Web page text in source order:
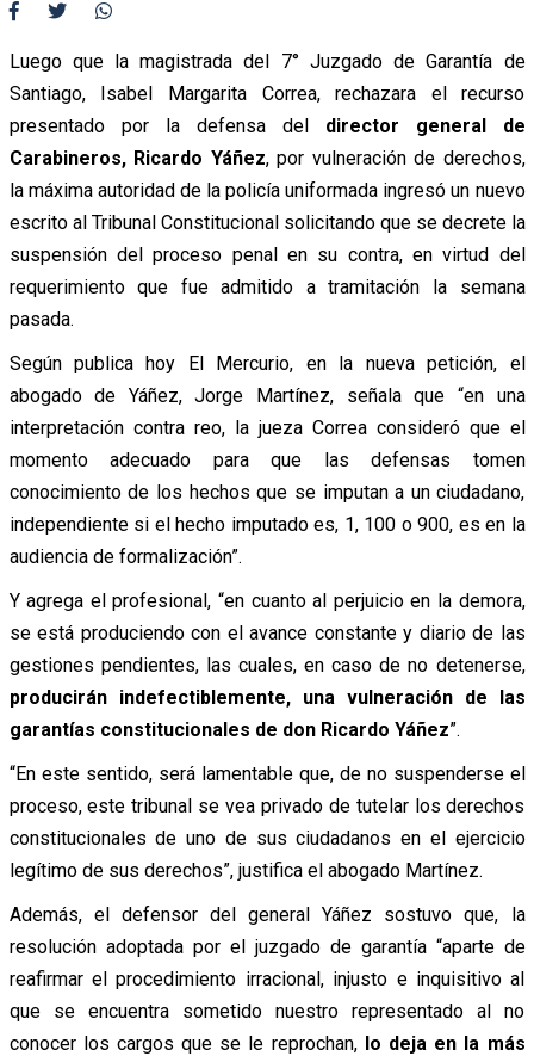
Luego que la magistrada del 7° Juzgado de Garantía de
Santiago, Isabel Margarita Correa, rechazara el recurso
presentado por la defensa del director general de
Carabineros, Ricardo Yáñez, por vulneración de derechos,
la máxima autoridad de la policía uniformada ingresó un nuevo
escrito al Tribunal Constitucional solicitando que se decrete la
suspensión del proceso penal en su contra, en virtud del
requerimiento que fue admitido a tramitación la semana
pasada.
Según publica hoy El Mercurio, en la nueva petición, el
abogado de Yáñez, Jorge Martínez, señala que “en una
interpretación contra reo, la jueza Correa consideró que el
momento adecuado para que las defensas tomen
conocimiento de los hechos que se imputan a un ciudadano,
independiente si el hecho imputado es, 1, 100 o 900, es en la
audiencia de formalización”.
Y agrega el profesional, “en cuanto al perjuicio en la demora,
se está produciendo con el avance constante y diario de las
gestiones pendientes, las cuales, en caso de no detenerse,
producirán indefectiblemente, una vulneración de las
garantías constitucionales de don Ricardo Yáñez”.
“En este sentido, será lamentable que, de no suspenderse el
proceso, este tribunal se vea privado de tutelar los derechos
constitucionales de uno de sus ciudadanos en el ejercicio
legítimo de sus derechos”, justifica el abogado Martínez.
Además, el defensor del general Yáñez sostuvo que, la
resolución adoptada por el juzgado de garantía “aparte de
reafirmar el procedimiento irracional, injusto e inquisitivo al
que se encuentra sometido nuestro representado al no
conocer los cargos que se le reprochan,lo deja en la más